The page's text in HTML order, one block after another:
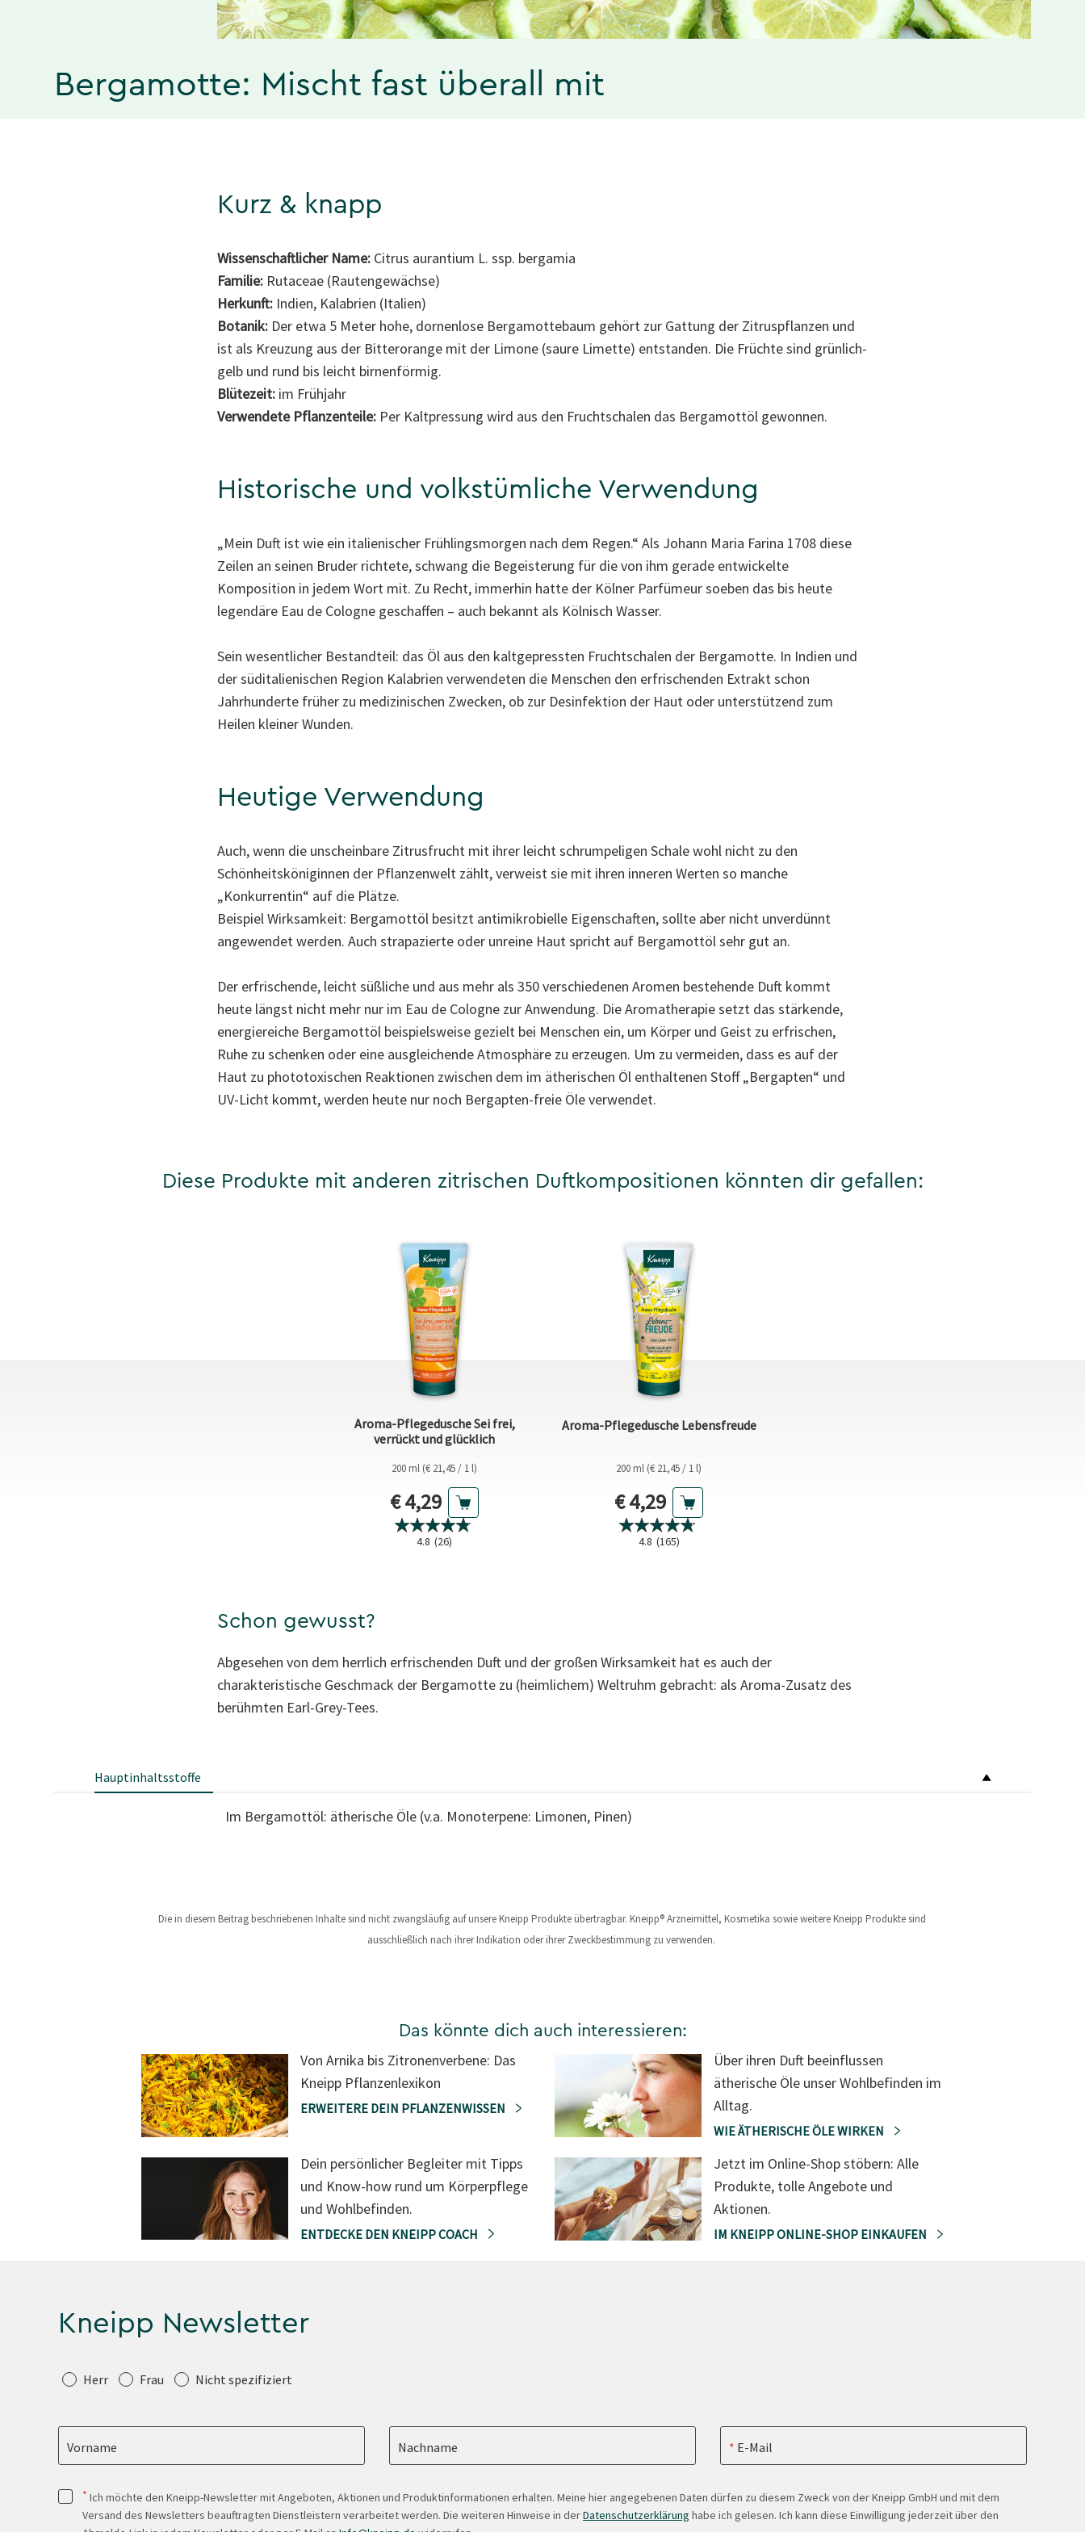
Bergamotte: Mischt fast überall mit
Kurz & knapp
Wissenschaftlicher Name: Citrus aurantium L. ssp. bergamia
Familie:Rutaceae (Rautengewächse)
Herkunft:Indien, Kalabrien (Italien)
Botanik: Der etwa 5 Meter hohe, dornenlose Bergamottebaum gehört zur Gattung der Zitruspflanzen und
ist als Kreuzung aus der Bitterorange mit der Limone (saure Limette) entstanden. Die Früchte sind grünlich-
gelb und rund bis leicht birnenförmig.
Blütezeit:im Frühjahr
Verwendete Pflanzenteile:Per Kaltpressung wird aus den Fruchtschalen das Bergamottöl gewonnen.
Historische und volkstümliche Verwendung
„Mein Duft ist wie ein italienischer Frühlingsmorgen nach dem Regen.“ Als Johann Maria Farina 1708 diese
Zeilen an seinen Bruder richtete, schwang die Begeisterung für die von ihm gerade entwickelte
Komposition in jedem Wort mit. Zu Recht, immerhin hatte der Kölner Parfümeur soeben das bis heute
legendäre Eau de Cologne geschaffen – auch bekannt als Kölnisch Wasser.
Sein wesentlicher Bestandteil: das Öl aus den kaltgepressten Fruchtschalen der Bergamotte. In Indien und
der süditalienischen Region Kalabrien verwendeten die Menschen den erfrischenden Extrakt schon
Jahrhunderte früher zu medizinischen Zwecken, ob zur Desinfektion der Haut oder unterstützend zum
Heilen kleiner Wunden.
Heutige Verwendung
Auch, wenn die unscheinbare Zitrusfrucht mit ihrer leicht schrumpeligen Schale wohl nicht zu den
Schönheitsköniginnen der Pflanzenwelt zählt, verweist sie mit ihren inneren Werten so manche
„Konkurrentin“ auf die Plätze.
Beispiel Wirksamkeit: Bergamottöl besitzt antimikrobielle Eigenschaften, sollte aber nicht unverdünnt
angewendet werden. Auch strapazierte oder unreine Haut spricht auf Bergamottöl sehr gut an.
Der erfrischende, leicht süßliche und aus mehr als 350 verschiedenen Aromen bestehende Duft kommt
heute längst nicht mehr nur im Eau de Cologne zur Anwendung. Die Aromatherapie setzt das stärkende,
energiereiche Bergamottöl beispielsweise gezielt bei Menschen ein, um Körper und Geist zu erfrischen,
Ruhe zu schenken oder eine ausgleichende Atmosphäre zu erzeugen. Um zu vermeiden, dass es auf der
Haut zu phototoxischen Reaktionen zwischen dem im ätherischen Öl enthaltenen Stoff „Bergapten“ und
UV-Licht kommt, werden heute nur noch Bergapten-freie Öle verwendet.
Diese Produkte mit anderen zitrischen Duftkompositionen könnten dir gefallen:
Aroma-Pflegedusche Sei frei,
verrückt und glücklich
200 ml (€ 21,45 / 1 l)
Aktueller Preis
€ 4,29
4.8 (26)
Aroma-Pflegedusche Lebensfreude
200 ml (€ 21,45 / 1 l)
Aktueller Preis
€ 4,29
4.8 (165)
Schon gewusst?
Abgesehen von dem herrlich erfrischenden Duft und der großen Wirksamkeit hat es auch der
charakteristische Geschmack der Bergamotte zu (heimlichem) Weltruhm gebracht: als Aroma-Zusatz des
berühmten Earl-Grey-Tees.
Hauptinhaltsstoffe
Im Bergamottöl: ätherische Öle (v.a. Monoterpene: Limonen, Pinen)
Die in diesem Beitrag beschriebenen Inhalte sind nicht zwangsläufig auf unsere Kneipp Produkte übertragbar. Kneipp® Arzneimittel, Kosmetika sowie weitere Kneipp Produkte sind
ausschließlich nach ihrer Indikation oder ihrer Zweckbestimmung zu verwenden.
Das könnte dich auch interessieren:
Von Arnika bis Zitronenverbene: Das
Kneipp Pflanzenlexikon
ERWEITERE DEIN PFLANZENWISSEN
Dein persönlicher Begleiter mit Tipps
und Know-how rund um Körperpflege
und Wohlbefinden.
ENTDECKE DEN KNEIPP COACH
Über ihren Duft beeinflussen
ätherische Öle unser Wohlbefinden im
Alltag.
WIE ÄTHERISCHE ÖLE WIRKEN
Jetzt im Online-Shop stöbern: Alle
Produkte, tolle Angebote und
Aktionen.
IM KNEIPP ONLINE-SHOP EINKAUFEN
Kneipp Newsletter
Anrede
Herr Frau Nicht spezifiziert
Vorname Nachname E-Mail
* Ich möchte den Kneipp-Newsletter mit Angeboten, Aktionen und Produktinformationen erhalten. Meine hier angegebenen Daten dürfen zu diesem Zweck von der Kneipp GmbH und mit dem
Versand des Newsletters beauftragten Dienstleistern verarbeitet werden. Die weiteren Hinweise in derDatenschutzerklärung habe ich gelesen. Ich kann diese Einwilligung jederzeit über den